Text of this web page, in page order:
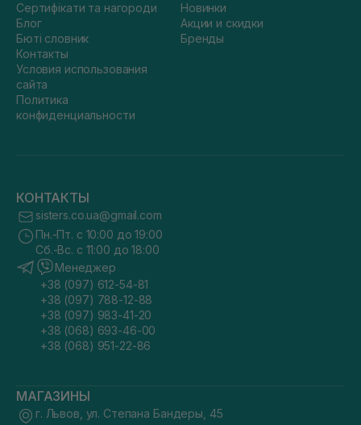
Сертифікати та нагороди
Блог
Бюті словник
Контакты
Условия использования
сайта
Политика
конфиденциальности
Новинки
Акции и скидки
Бренды
КОНТАКТЫ
sisters.co.ua@gmail.com
Пн.-Пт. с 10:00 до 19:00
Сб.-Вс. с 11:00 до 18:00
Менеджер
+38 (097) 612-54-81
+38 (097) 788-12-88
+38 (097) 983-41-20
+38 (068) 693-46-00
+38 (068) 951-22-86
МАГАЗИНЫ
г. Львов, ул. Степана Бандеры, 45